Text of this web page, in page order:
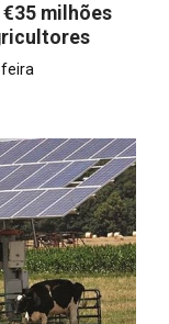
milhões